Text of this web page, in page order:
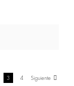
3 4 Siguiente